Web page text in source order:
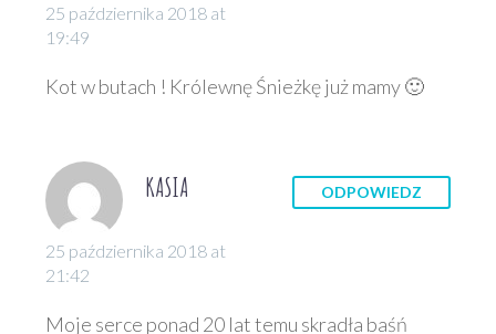
25 października 2018 at
19:49
Kot w butach ! Królewnę Śnieżkę już mamy 🙂
KASIA
25 października 2018 at
21:42
ODPOWIEDZ
Moje serce ponad 20 lat temu skradła baśń